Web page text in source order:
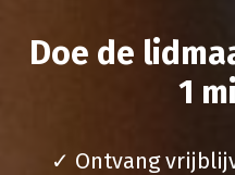
Doe de
1
✓ Ontvang